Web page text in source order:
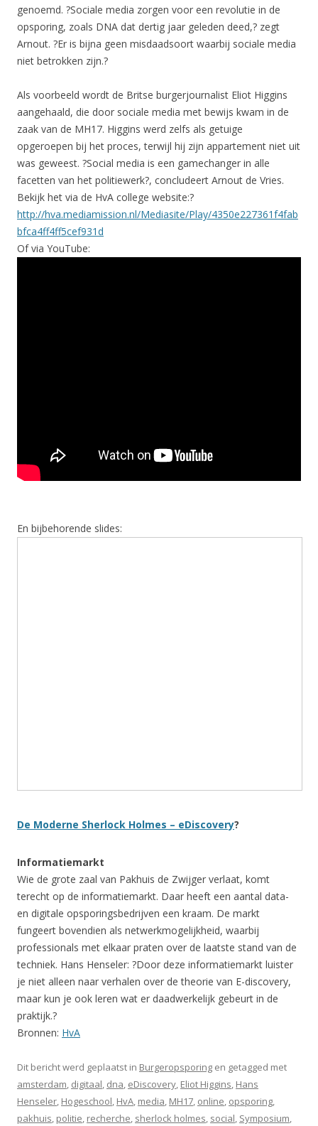
genoemd. ?Sociale media zorgen voor een revolutie in de
opsporing, zoals DNA dat dertig jaar geleden deed,? zegt
Arnout. ?Er is bijna geen misdaadsoort waarbij sociale media
niet betrokken zijn.?
Als voorbeeld wordt de Britse burgerjournalist Eliot Higgins
aangehaald, die door sociale media met bewijs kwam in de
zaak van de MH17. Higgins werd zelfs als getuige
opgeroepen bij het proces, terwijl hij zijn appartement niet uit
was geweest. ?Social media is een gamechanger in alle
facetten van het politiewerk?, concludeert Arnout de Vries.
Bekijk het via de HvA college website:?
http://hva.mediamission.nl/Mediasite/Play/4350e227361f4fab
bfca4ff4ff5cef931d
Of via YouTube:
En bijbehorende slides:
De Moderne Sherlock Holmes – eDiscovery?
Informatiemarkt
Wie de grote zaal van Pakhuis de Zwijger verlaat, komt
terecht op de informatiemarkt. Daar heeft een aantal data-
en digitale opsporingsbedrijven een kraam. De markt
fungeert bovendien als netwerkmogelijkheid, waarbij
professionals met elkaar praten over de laatste stand van de
techniek. Hans Henseler: ?Door deze informatiemarkt luister
je niet alleen naar verhalen over de theorie van E-discovery,
maar kun je ook leren wat er daadwerkelijk gebeurt in de
praktijk.?
Bronnen: HvA
Dit bericht werd geplaatst in Burgeropsporing en getagged met
amsterdam, digitaal, dna, eDiscovery, Eliot Higgins, Hans
Henseler, Hogeschool, HvA, media, MH17, online, opsporing,
pakhuis, politie, recherche, sherlock holmes, social, Symposium,